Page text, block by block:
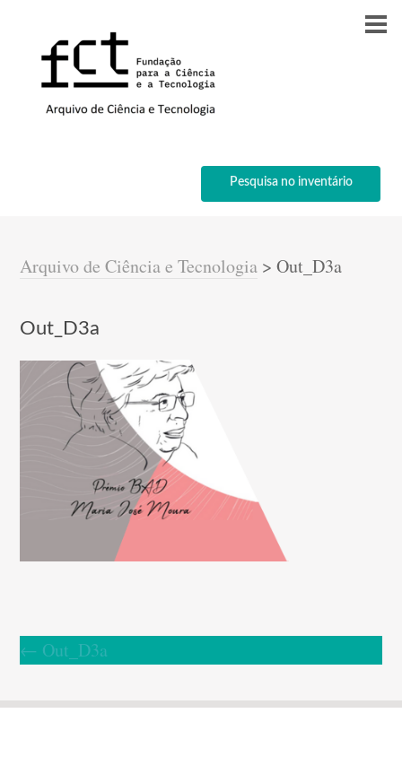
Pesquisa no inventário
Arquivo de Ciência e Tecnologia >Out_D3a
Out_D3a
← Out_D3a